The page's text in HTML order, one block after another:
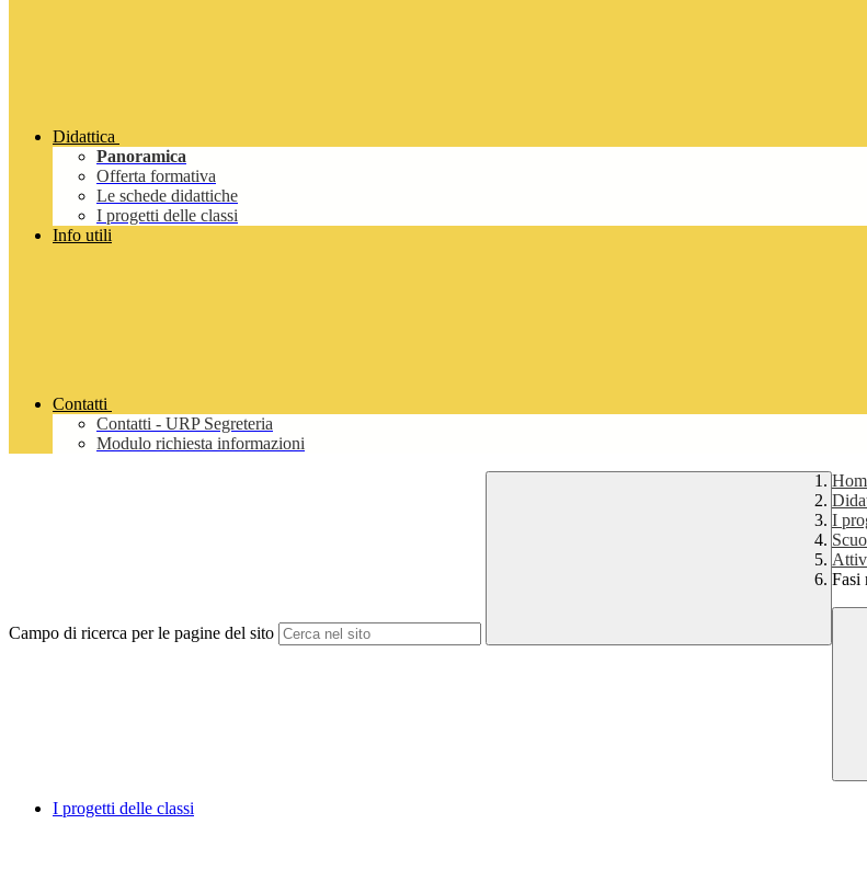
Didattica
Panoramica
Offerta formativa
Le schede didattiche
I progetti delle classi
Info utili
Contatti
Contatti - URP Segreteria
Modulo richiesta informazioni
Campo di ricerca per le pagine del sito
I
Fasi
I progetti delle classi